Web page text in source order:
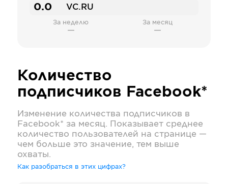
0.0 VC.RU
За неделю
—
За месяц
—
Количество
подписчиков Facebook*
Изменение количества подписчиков в
Facebook* за месяц. Показывает среднее
количество пользователей на странице —
чем больше это значение, тем выше
охваты.
Как разобраться в этих цифрах?